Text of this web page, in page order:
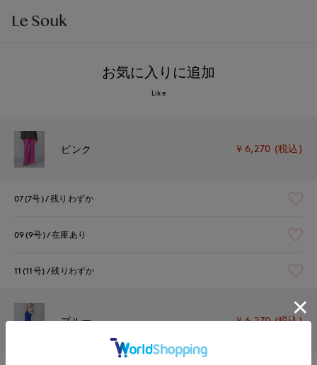
お気に入りに追加
Like
ピンク ￥6,270 (税込)
07(7号) 残りわずか
09(9号) 在庫あり
11(11号) 残りわずか
ブルー ￥6,270 (税込)